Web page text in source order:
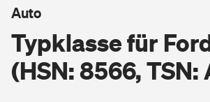
Berufsunfähigkeitsversicherung
Erwerbsunfähigkeitsversicherung
Wohnen
Typklasse für
(HSN: 8566, TSN:
Auto